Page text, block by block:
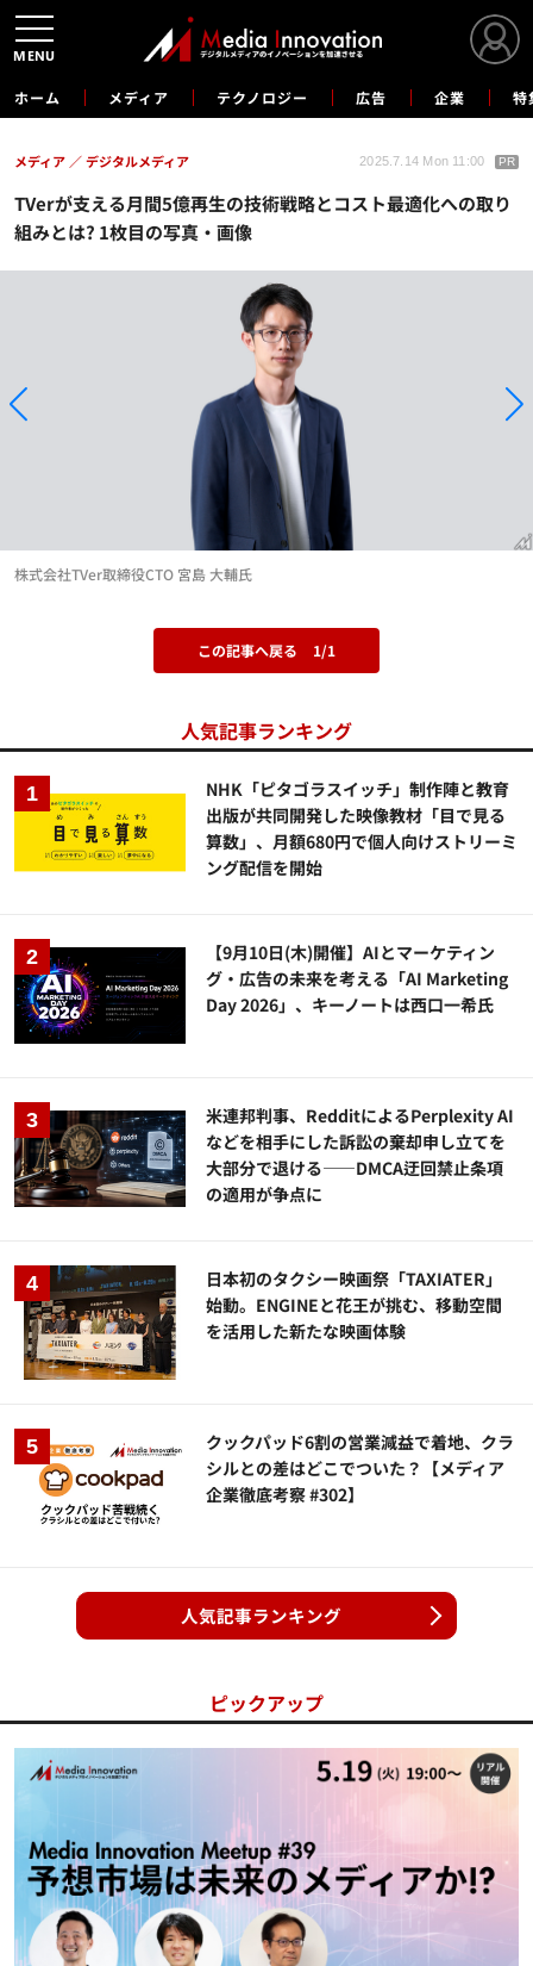
ホーム メディア テクノロジー 広告 企業 特
TVerが支える月間5億再生の技術戦略とコスト最適化への取り
組みとは? 1枚目の写真・画像
メディア デジタルメディア 2025.7.14 Mon 11:00 PR
株式会社TVer取締役CTO 宮島 大輔氏
この記事へ戻る 1/1
人気記事ランキング
NHK「ピタゴラスイッチ」制作陣と教育
出版が共同開発した映像教材「目で見る
算数」、月額680円で個人向けストリーミ
ング配信を開始
【9月10日(木)開催】AIとマーケティン
グ・広告の未来を考える「AI Marketing
Day 2026」、キーノートは西口一希氏
米連邦判事、RedditによるPerplexity AI
などを相手にした訴訟の棄却申し立てを
大部分で退ける——DMCA迂回禁止条項
の適用が争点に
日本初のタクシー映画祭「TAXIATER」
始動。ENGINEと花王が挑む、移動空間
を活用した新たな映画体験
クックパッド6割の営業減益で着地、クラ
シルとの差はどこでついた？【メディア
企業徹底考察 #302】
人気記事ランキング
ピックアップ
MENU